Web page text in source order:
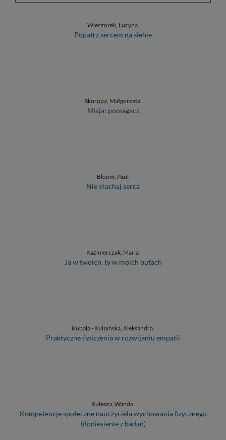
Wieczorek, Lucyna.
Popatrz sercem na siebie
Skorupa, Małgorzata.
Misja: pomagacz
Bloom, Paul
Nie słuchaj serca
Kaźmierczak, Maria
Ja w twoich, ty w moich butach
Kubala - Kulpińska, Aleksandra.
Praktyczne ćwiczenia w rozwijaniu empatii
Kulesza, Wanda.
Kompetencje społeczne nauczyciela wychowania fizycznego
(doniesienie z badań)